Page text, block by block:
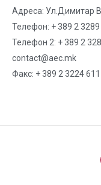
Адреса: Ул.Димитар
Телефон: + 389 2 3289
Телефон 2: + 389 2
contact@aec.mk
Факс: + 389 2 3224 611